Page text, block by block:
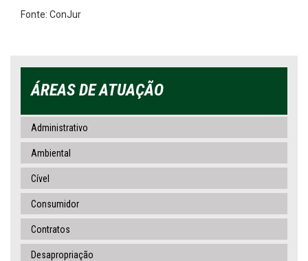
Fonte: ConJur
ÁREAS DE ATUAÇÃO
Administrativo
Ambiental
Cível
Consumidor
Contratos
Desapropriação